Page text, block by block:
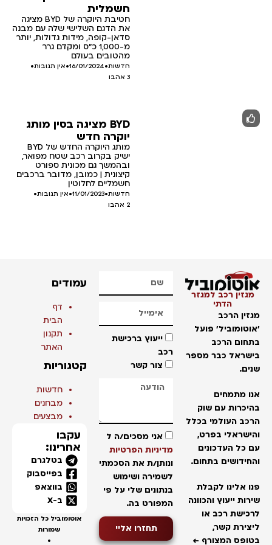
חשמלית
חטיבת היוקרה של BYD מציגה
את הדגם השלישי שלה עם מבנה
סדאן-קופה, מידות גדולות, יותר
מ-1,000 כ"ס ומקדם גרר
מהטובים בעולם
חדשות•
16/01/2024
•אין תגובות•
3 אהבו
BYD מציגה בסין מותג
יוקרה חדש
מותג היוקרה החדש של BYD
ישיק בקרוב רכב שטח מפואר,
ובהמשך גם מכונית ספורט
קיצונית | כמובן, מדובר ברכבים
חשמליים לחלוטין
חדשות•
11/01/2023
•אין תגובות•
2 אהבו
מגזין רכב למגזר
הדתי
מגזין הרכב
'אוטומוביל' פועל
בתחום הרכב
בישראל כבר מספר
שנים.
אנו מתמחים
בהיכרות עם שוק
הרכב העולמי בכלל
והישראלי בפרט,
עם כל העדכונים
והחידושים בתחום.
פנו אלינו לקבלת
שירות ייעוץ והכוונה
לרכישת רכב או
ליצירת קשר,
בטופס המצורף ←
ייעוץ ברכישת
רכב
צור קשר
אני מסכים/ה ל
מדיניות הפרטיות
ונותן/ת את הסכמתי
לשמירה ושימוש
בנתונים שלי על פי
המפורט בה.
תחזרו אליי
עמודים
דף
הבית
תקנון
האתר
קטגוריות
חדשות
מבחנים
מבצעים
עקבו
אחרינו:
בטלגרם
בפייסבוק
בווצאפ
ב-X
אוטומוביל כל הזכויות
שמורות
•